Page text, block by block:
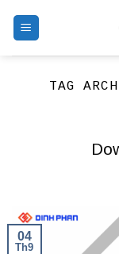
TAG
04
Th9